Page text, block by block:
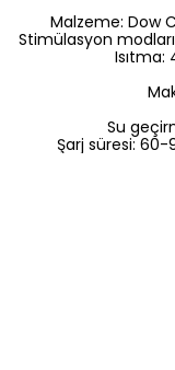
Malzeme: Dow
Stimülasyon
Isıtma:
Su
Şarj süresi: 60-